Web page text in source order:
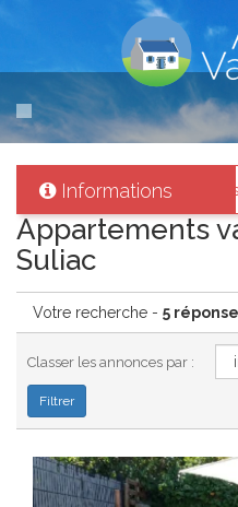
Informations
propriétaires sont identifiés et
Appartements
Suliac
Votre recherche - 5
Classer les annonces par :